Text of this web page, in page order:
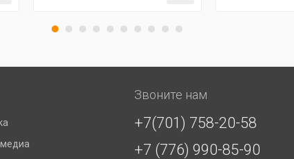
Звоните нам
+7(701) 758-20-58
+7 (776) 990-85-90